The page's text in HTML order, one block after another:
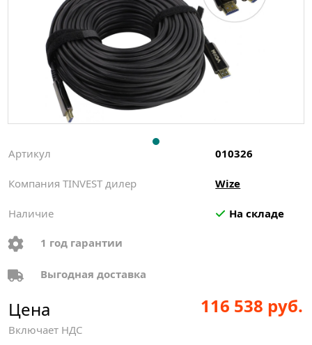
Артикул 010326
Компания TINVEST дилер Wize
Наличие На складе
1 год гарантии
Выгодная доставка
Цена
Включает НДС
116 538 руб.